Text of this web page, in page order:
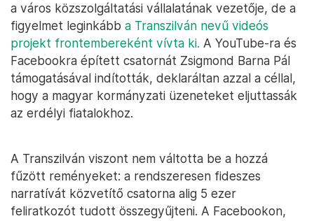
a város közszolgáltatási vállalatának vezetője, de a
figyelmet leginkább a Transzilván nevű videós
projekt frontembereként vívta ki. A YouTube-ra és
Facebookra épített csatornát Zsigmond Barna Pál
támogatásával indították, deklaráltan azzal a céllal,
hogy a magyar kormányzati üzeneteket eljuttassák
az erdélyi fiatalokhoz.
A Transzilván viszont nem váltotta be a hozzá
fűzött reményeket: a rendszeresen fideszes
narratívát közvetítő csatorna alig 5 ezer
feliratkozót tudott összegyűjteni. A Facebookon,